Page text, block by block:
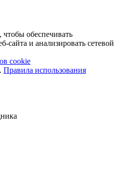
обеспечивать
сайта и анализировать сетевой
cookie
Правила использования